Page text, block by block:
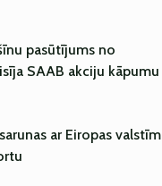
pasūtījums no
SAAB akciju kāpumu
ar Eiropas valstīm